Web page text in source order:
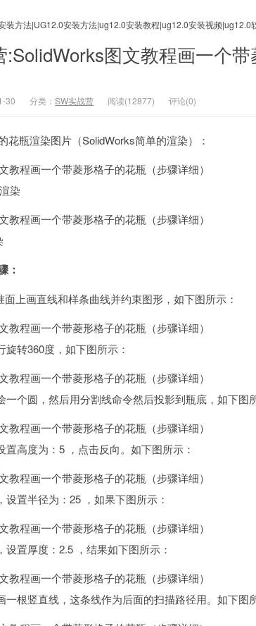
装方法|UG12.0安装方法|ug12.0安装教程|ug12.0安装视频|ug12.0
:SolidWorks图文教程画一个
30 分类： SW实战营 阅读(12877) 评论(0)
花瓶渲染图片（SolidWorks简单的渲染）：
染
：
面上画直线和样条曲线并约束图形，如下图所示：
旋转360度，如下图所示：
一个圆，然后用分割线命令然后投影到瓶底，如下图
置高度为：5 ，点击反向。如下图所示：
设置半径为：25 ，如果下图所示：
设置厚度：2.5 ，结果如下图所示：
一根竖直线，这条线作为后面的扫描路径用。如下图